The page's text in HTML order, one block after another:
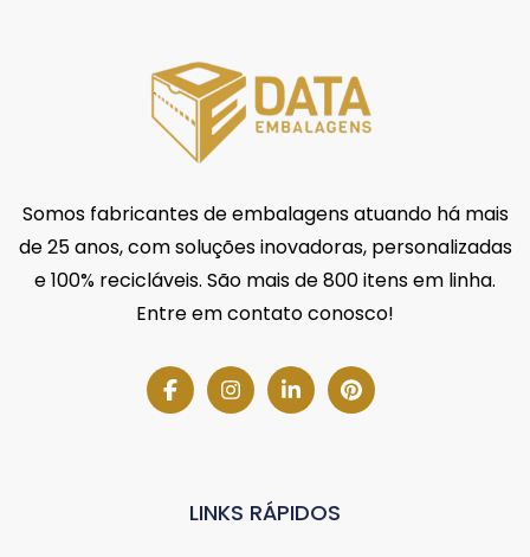
Somos fabricantes de embalagens atuando há mais
de 25 anos, com soluções inovadoras, personalizadas
e 100% recicláveis. São mais de 800 itens em linha.
Entre em contato conosco!
LINKS RÁPIDOS